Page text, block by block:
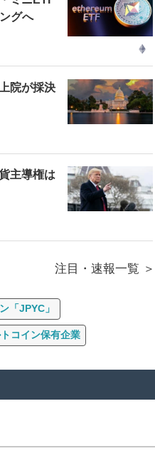
グへ
院が採決
主導権は
注目・速報一覧
「JPYC」
コイン保有企業